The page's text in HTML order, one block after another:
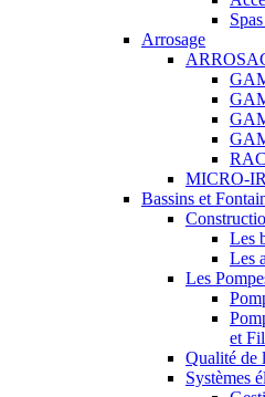
Arrosage
MICRO-
Bassins et
Les
Les
Les
et
Qualité de
Systèmes